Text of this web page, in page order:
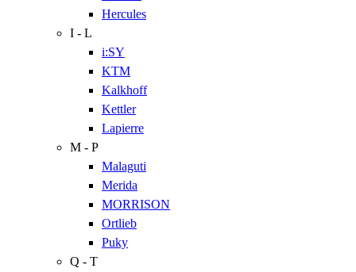
Hercules
I - L
i:SY
KTM
Kalkhoff
Kettler
Lapierre
M - P
Malaguti
Merida
MORRISON
Ortlieb
Puky
Q - T